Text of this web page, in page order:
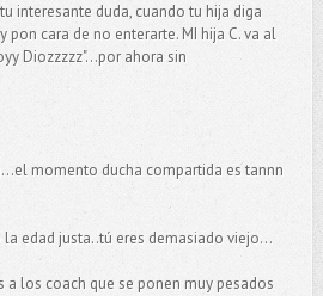
interesante duda, cuando tu hija diga
pon cara de no enterarte. MI hija C. va al
Diozzzzz"...por ahora sin
momento ducha compartida es tannn
edad justa..tú eres demasiado viejo...
a los coach que se ponen muy pesados